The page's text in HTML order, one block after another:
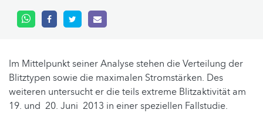
Im Mittelpunkt seiner Analyse stehen die Verteilung der
Blitztypen sowie die maximalen Stromstärken. Des
weiteren untersucht er die teils extreme Blitzaktivität am
19. und 20. Juni 2013 in einer speziellen Fallstudie.